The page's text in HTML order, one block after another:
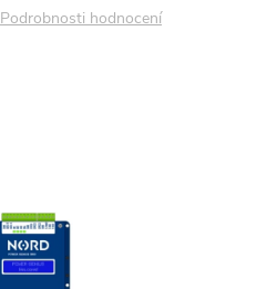
Podrobnosti hodnocení